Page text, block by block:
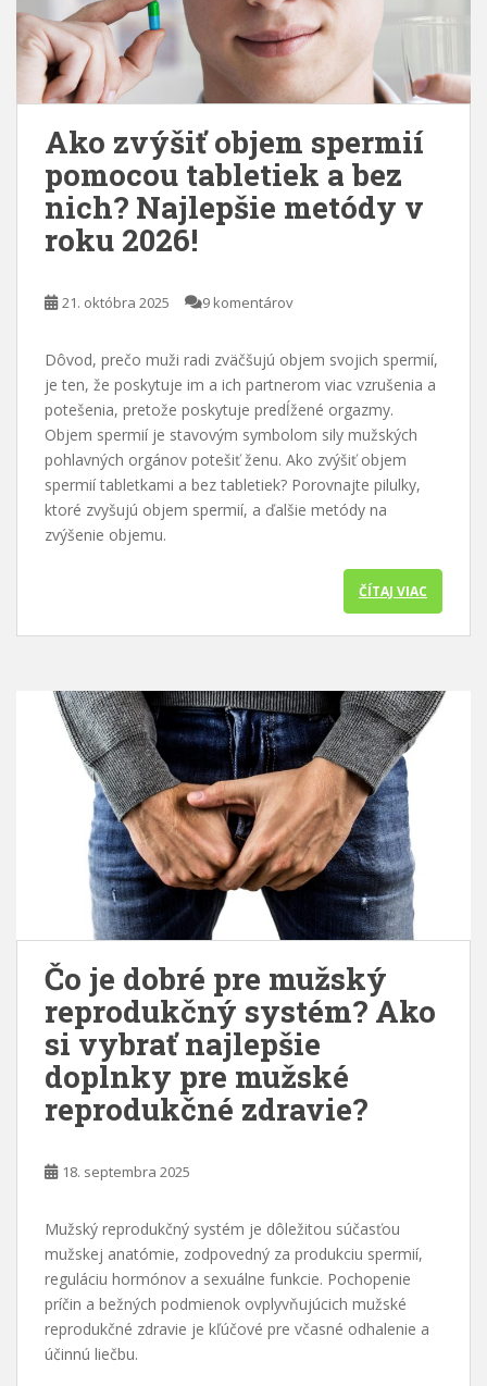
Ako zvýšiť objem spermií
pomocou tabletiek a bez
nich? Najlepšie metódy v
roku 2026!
21. októbra 2025 9 komentárov
Dôvod, prečo muži radi zväčšujú objem svojich spermií,
je ten, že poskytuje im a ich partnerom viac vzrušenia a
potešenia, pretože poskytuje predĺžené orgazmy.
Objem spermií je stavovým symbolom sily mužských
pohlavných orgánov potešiť ženu. Ako zvýšiť objem
spermií tabletkami a bez tabletiek? Porovnajte pilulky,
ktoré zvyšujú objem spermií, a ďalšie metódy na
zvýšenie objemu.
ČÍTAJ VIAC
Čo je dobré pre mužský
reprodukčný systém? Ako
si vybrať najlepšie
doplnky pre mužské
reprodukčné zdravie?
18. septembra 2025
Mužský reprodukčný systém je dôležitou súčasťou
mužskej anatómie, zodpovedný za produkciu spermií,
reguláciu hormónov a sexuálne funkcie. Pochopenie
príčin a bežných podmienok ovplyvňujúcich mužské
reprodukčné zdravie je kľúčové pre včasné odhalenie a
účinnú liečbu.